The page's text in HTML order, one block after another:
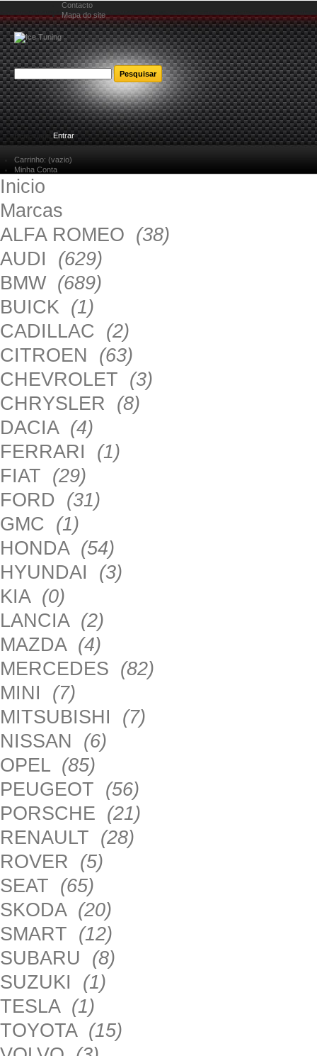
Contacto
Mapa do site
Bem-vindoEntrar
Carrinho: (vazio)
Minha Conta
Inicio
Marcas
ALFA ROMEO (38)
AUDI (629)
BMW (689)
BUICK (1)
CADILLAC (2)
CITROEN (63)
CHEVROLET (3)
CHRYSLER (8)
DACIA (4)
FERRARI (1)
FIAT (29)
FORD (31)
GMC (1)
HONDA (54)
HYUNDAI (3)
KIA (0)
LANCIA (2)
MAZDA (4)
MERCEDES (82)
MINI (7)
MITSUBISHI (7)
NISSAN (6)
OPEL (85)
PEUGEOT (56)
PORSCHE (21)
RENAULT (28)
ROVER (5)
SEAT (65)
SKODA (20)
SMART (12)
SUBARU (8)
SUZUKI (1)
TESLA (1)
TOYOTA (15)